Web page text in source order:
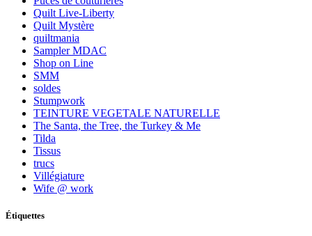
Quilt Live-Liberty
Quilt Mystère
quiltmania
Sampler MDAC
Shop on Line
SMM
soldes
Stumpwork
TEINTURE VEGETALE NATURELLE
The Santa, the Tree, the Turkey & Me
Tilda
Tissus
trucs
Villégiature
Wife @ work
Étiquettes